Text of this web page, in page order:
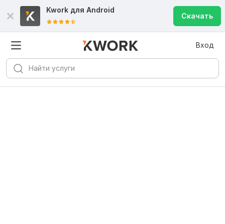
Kwork для Android
Скачать
Вход